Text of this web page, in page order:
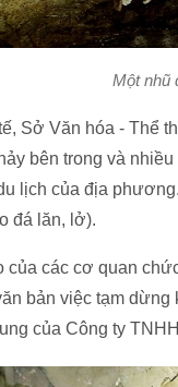
Một nhũ
Sở Văn hóa - Thể
bên trong và
lịch của địa
đá lăn, lở).
của các cơ quan
bản việc tạm
của Công ty